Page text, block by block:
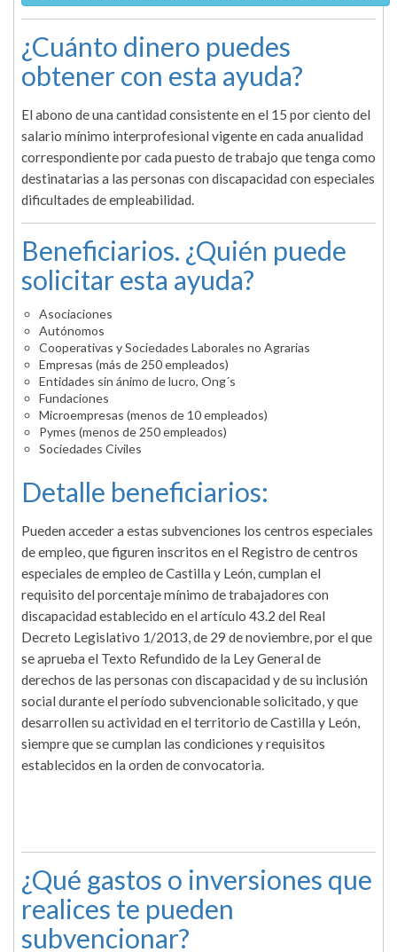
¿Cuánto dinero puedes
obtener con esta ayuda?
El abono de una cantidad consistente en el 15 por ciento del
salario mínimo interprofesional vigente en cada anualidad
correspondiente por cada puesto de trabajo que tenga como
destinatarias a las personas con discapacidad con especiales
dificultades de empleabilidad.
Beneficiarios. ¿Quién puede
solicitar esta ayuda?
Asociaciones
Autónomos
Cooperativas y Sociedades Laborales no Agrarias
Empresas (más de 250 empleados)
Entidades sin ánimo de lucro, Ong´s
Fundaciones
Microempresas (menos de 10 empleados)
Pymes (menos de 250 empleados)
Sociedades Civiles
Detalle beneficiarios:
Pueden acceder a estas subvenciones los centros especiales
de empleo, que figuren inscritos en el Registro de centros
especiales de empleo de Castilla y León, cumplan el
requisito del porcentaje mínimo de trabajadores con
discapacidad establecido en el artículo 43.2 del Real
Decreto Legislativo 1/2013, de 29 de noviembre, por el que
se aprueba el Texto Refundido de la Ley General de
derechos de las personas con discapacidad y de su inclusión
social durante el período subvencionable solicitado, y que
desarrollen su actividad en el territorio de Castilla y León,
siempre que se cumplan las condiciones y requisitos
establecidos en la orden de convocatoria.
¿Qué gastos o inversiones que
realices te pueden
subvencionar?